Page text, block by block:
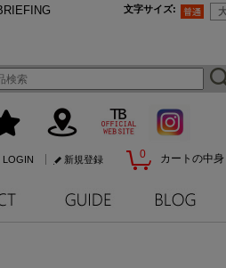
文字サイズ:
0 カートの中身
LOGIN 新規登録